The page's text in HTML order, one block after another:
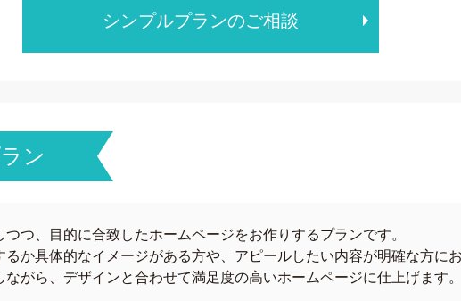
シンプルプランのご相談
ン
つ、目的に合致したホームページをお作りするプランです。
か具体的なイメージがある方や、アピールしたい内容が明確な方にお
がら、デザインと合わせて満足度の高いホームページに仕上げます。